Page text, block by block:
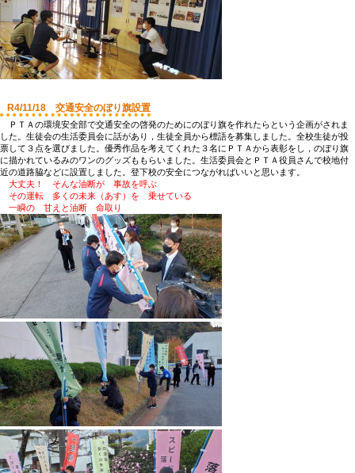
R4/11/18 交通安全のぼり旗設置
ＰＴＡの環境安全部で交通安全の啓発のためにのぼり旗を作れたらという企画がされま
した。生徒会の生活委員会に話があり，生徒全員から標語を募集しました。全校生徒が投
票して３点を選びました。優秀作品を考えてくれた３名にＰＴＡから表彰をし，のぼり旗
に描かれているみのワンのグッズももらいました。生活委員会とＰＴＡ役員さんで校地付
近の道路脇などに設置しました。登下校の安全につながればいいと思います。
大丈夫！ そんな油断が 事故を呼ぶ
その運転 多くの未来（あす）を 乗せている
一瞬の 甘えと油断 命取り